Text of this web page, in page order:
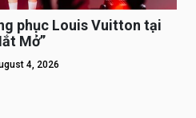
phục Louis Vuitton tại
Mở”
4, 2026